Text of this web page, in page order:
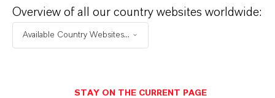
LANXESS der richtige Partner für Ihr Unternehmen
ist.
Overview of all our country websites worldwide:
Available Country Websites...
STAY ON THE CURRENT PAGE